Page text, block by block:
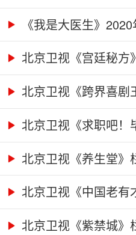
《我是大医生》
北京卫视《宫廷秘方
北京卫视《跨界喜剧
商...北京卫视《求职吧！
北京卫视《养生堂》
北京卫视《中国老有
北京卫视《紫禁城》